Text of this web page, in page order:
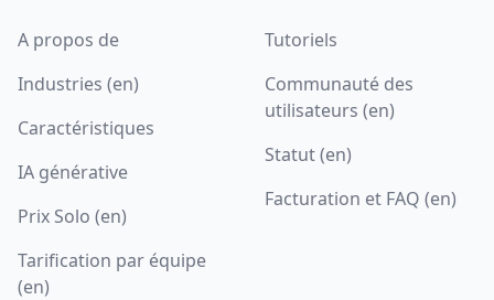
A propos de
Industries (en)
Caractéristiques
IA générative
Prix Solo (en)
Tarification par équipe
(en)
Tutoriels
Communauté des
utilisateurs (en)
Statut (en)
Facturation et FAQ (en)